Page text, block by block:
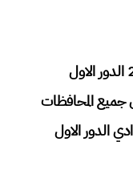
المحافظات
الدور الاول